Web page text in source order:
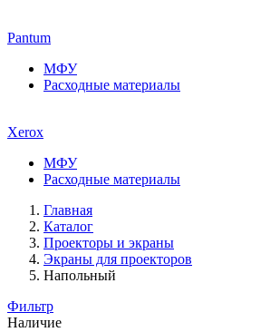
Pantum
МФУ
Расходные материалы
Xerox
МФУ
Расходные материалы
Главная
Каталог
Проекторы и экраны
Экраны для проекторов
Напольный
Фильтр
Наличие